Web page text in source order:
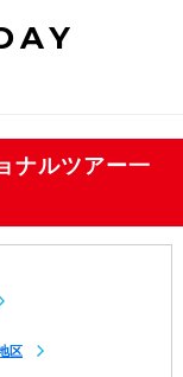
ナルツアー一
区